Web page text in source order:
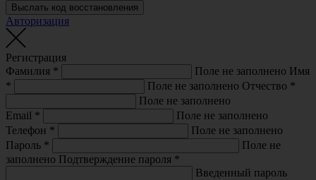
Выслать код восстановления
Авторизация
Регистрация
Фамилия * Поле не заполнено Имя
*
Поле не заполнено Отчество *
Поле не заполнено
Email *
Поле не заполнено
Телефон *
Поле не заполнено
Пароль *
Поле не
заполнено Подтверждение пароля *
Введенный пароль